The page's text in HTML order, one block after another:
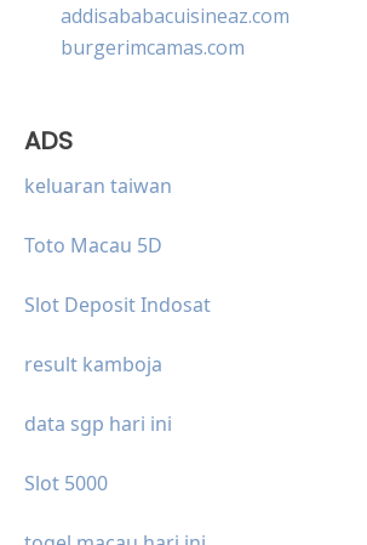
addisababacuisineaz.com
burgerimcamas.com
ADS
keluaran taiwan
Toto Macau 5D
Slot Deposit Indosat
result kamboja
data sgp hari ini
Slot 5000